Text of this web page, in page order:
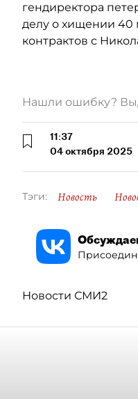
гендиректора
делу о хищении 40
контрактов с
Нашли ошибку?
11:37
04 октября 2025
Тэги: Новость
Новости СМИ2